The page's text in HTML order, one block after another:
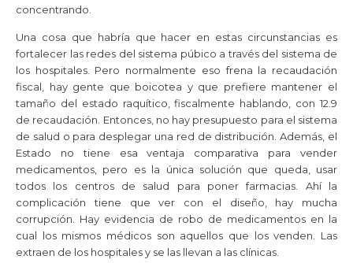
concentrando.
Una cosa que habría que hacer en estas circunstancias es
fortalecer las redes del sistema púbico a través del sistema de
los hospitales. Pero normalmente eso frena la recaudación
fiscal, hay gente que boicotea y que prefiere mantener el
tamaño del estado raquítico, fiscalmente hablando, con 12.9
de recaudación. Entonces, no hay presupuesto para el sistema
de salud o para desplegar una red de distribución. Además, el
Estado no tiene esa ventaja comparativa para vender
medicamentos, pero es la única solución que queda, usar
todos los centros de salud para poner farmacias. Ahí la
complicación tiene que ver con el diseño, hay mucha
corrupción. Hay evidencia de robo de medicamentos en la
cual los mismos médicos son aquellos que los venden. Las
extraen de los hospitales y se las llevan a las clínicas.